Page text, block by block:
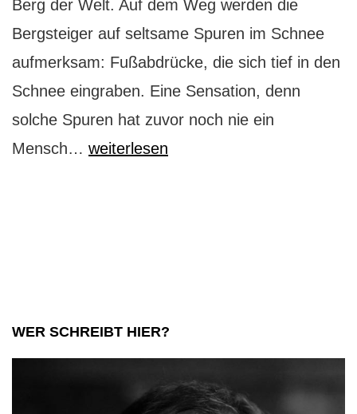
Berg der Welt. Auf dem Weg werden die
Bergsteiger auf seltsame Spuren im Schnee
aufmerksam: Fußabdrücke, die sich tief in den
Schnee eingraben. Eine Sensation, denn
solche Spuren hat zuvor noch nie ein
Mensch… Stubaier
weiterlesen
WER SCHREIBT HIER?